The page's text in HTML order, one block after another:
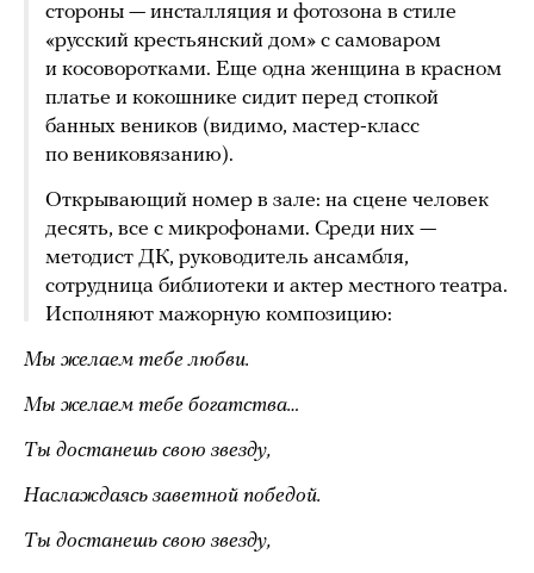
стороны — инсталляция и фотозона в стиле
«русский крестьянский дом» с самоваром
и косоворотками. Еще одна женщина в красном
платье и кокошнике сидит перед стопкой
банных веников (видимо, мастер-класс
по вениковязанию).
Открывающий номер в зале: на сцене человек
десять, все с микрофонами. Среди них —
методист ДК, руководитель ансамбля,
сотрудница библиотеки и актер местного театра.
Исполняют мажорную композицию:
Мы желаем тебе любви.
Мы желаем тебе богатства…
Ты достанешь свою звезду,
Наслаждаясь заветной победой.
Ты достанешь свою звезду,